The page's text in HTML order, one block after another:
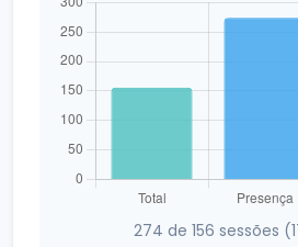
274 de 156 sessões